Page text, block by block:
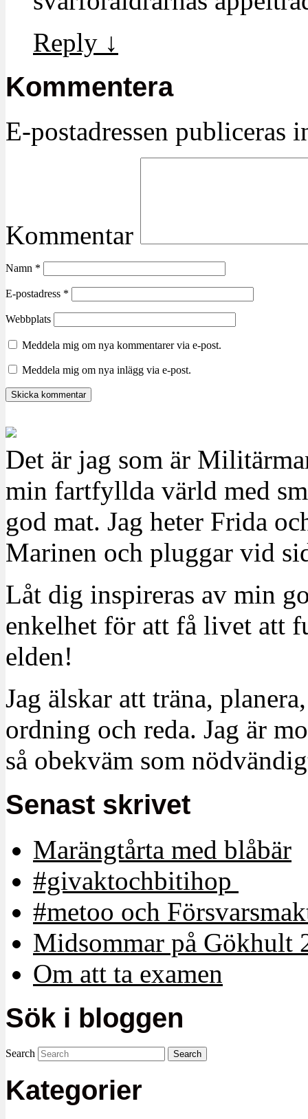
Reply ↓
Kommentera
E-postadressen publiceras
Kommentar
Namn *
E-postadress *
Webbplats
Meddela mig om nya kommentarer via e-post.
Meddela mig om nya inlägg via e-post.
Det är jag som är
min fartfyllda värld med
god mat. Jag heter Frida
Marinen och pluggar vid
Låt dig inspireras av min
enkelhet för att få livet att
elden!
Jag älskar att träna,
ordning och reda. Jag är
så obekväm som
Senast skrivet
Marängtårta med blåbär
#givaktochbitihop
#metoo och
Midsommar på Gökhult
Om att ta examen
Sök i bloggen
Search
Kategorier